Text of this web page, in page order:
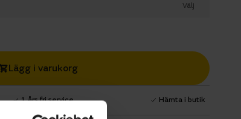
Välj
Lägg i varukorg
1 års fri service Hämta i butik